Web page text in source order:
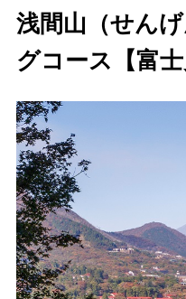
浅間山（せん
グコース【富士